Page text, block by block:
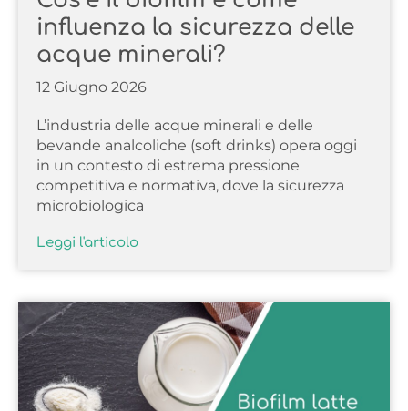
influenza la sicurezza delle
acque minerali?
12 Giugno 2026
L’industria delle acque minerali e delle
bevande analcoliche (soft drinks) opera oggi
in un contesto di estrema pressione
competitiva e normativa, dove la sicurezza
microbiologica
Leggi l'articolo